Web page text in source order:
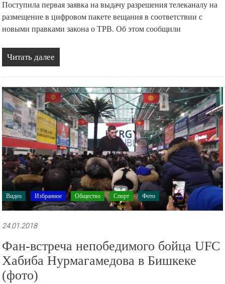
Поступила первая заявка на выдачу разрешения телеканалу на
размещение в цифровом пакете вещания в соответствии с
новыми правками закона о ТРВ. Об этом сообщили
Читать далее
Видео Избранное Общество Спорт Фото
24.01.2018
Фан-встреча непобедимого бойца UFC
Хабиба Нурмагамедова в Бишкеке
(фото)